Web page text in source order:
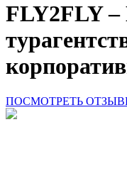
FLY2FLY
ПОСМОТРЕТЬ